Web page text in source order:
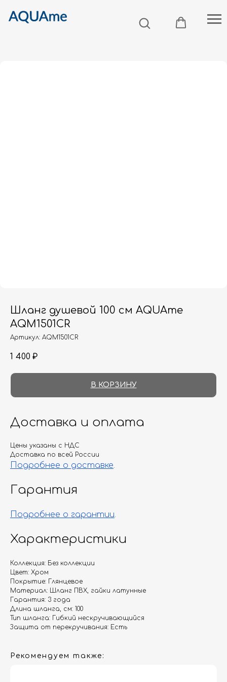
Шланг душевой 100 см AQUAme
AQM1501CR
Артикул: AQM1501CR
1 400 ₽
В КОРЗИНУ
Доставка и оплата
Цены указаны с НДС
Доставка по всей России
Подробнее о доставке.
Гарантия
Подробнее о гарантии.
Характеристики
Коллекция: Без коллекции
Цвет: Хром
Покрытие: Глянцевое
Материал: Шланг ПВХ, гайки латунные
Гарантия: 3 года
Длина шланга, см: 100
Тип шланга: Гибкий нескручивающийся
Защита от перекручивания: Есть
Рекомендуем также: